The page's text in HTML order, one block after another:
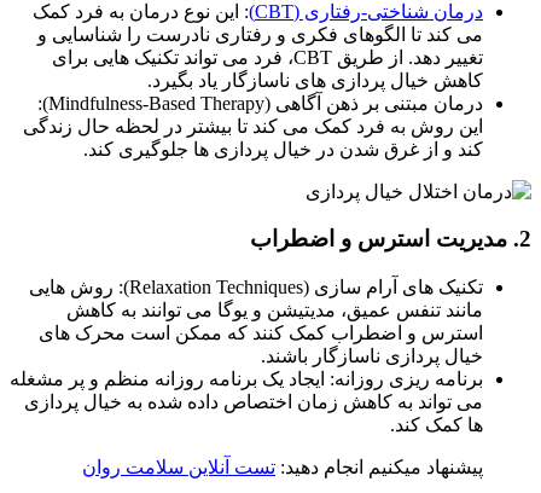
درمان شناختی-رفتاری (CBT)
: این نوع درمان به فرد کمک
می کند تا الگوهای فکری و رفتاری نادرست را شناسایی و
تغییر دهد. از طریق CBT، فرد می تواند تکنیک هایی برای
کاهش خیال پردازی های ناسازگار یاد بگیرد.
درمان مبتنی بر ذهن آگاهی (Mindfulness-Based Therapy):
این روش به فرد کمک می کند تا بیشتر در لحظه حال زندگی
کند و از غرق شدن در خیال پردازی ها جلوگیری کند.
تکنیک های آرام سازی (Relaxation Techniques): روش هایی
مانند تنفس عمیق، مدیتیشن و یوگا می توانند به کاهش
استرس و اضطراب کمک کنند که ممکن است محرک های
خیال پردازی ناسازگار باشند.
برنامه ریزی روزانه: ایجاد یک برنامه روزانه منظم و پر مشغله
می تواند به کاهش زمان اختصاص داده شده به خیال پردازی
ها کمک کند.
پیشنهاد میکنیم انجام دهید:تست آنلاین سلامت روان